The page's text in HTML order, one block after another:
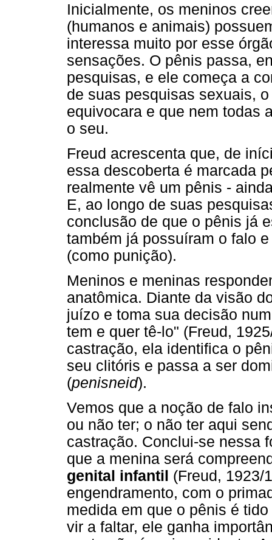
Inicialmente, os meninos
(humanos e animais)
interessa muito por esse
sensações. O pênis passa,
pesquisas, e ele começa a
de suas pesquisas sexuais,
equivocara e que nem todas
o seu.
Freud acrescenta que, de
essa descoberta é marcada
realmente vê um pênis -
E, ao longo de suas
conclusão de que o pênis já
também já possuíram o falo
(como punição).
Meninos e meninas
anatômica. Diante da visão
juízo e toma sua decisão
tem e quer tê-lo" (Freud,
castração, ela identifica o
seu clitóris e passa a ser
(penisneid).
Vemos que a noção de falo
ou não ter; o não ter aqui
castração. Conclui-se nessa
que a menina será
genital infantil (Freud, 1923/
engendramento, com o
medida em que o pênis é
vir a faltar, ele ganha